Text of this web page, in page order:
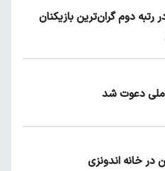
رتبه دوم گران‌ترین بازیکنان
ملی دعوت شد
در خانه اندونزی